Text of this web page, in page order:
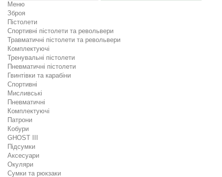
Меню
Зброя
Пістолети
Спортивні пістолети та револьвери
Травматичні пістолети та револьвери
Комплектуючі
Тренувальні пістолети
Пневматичні пістолети
Гвинтівки та карабіни
Спортивні
Мисливські
Пневматичні
Комплектуючі
Патрони
Кобури
GHOST III
Підсумки
Аксесуари
Окуляри
Сумки та рюкзаки